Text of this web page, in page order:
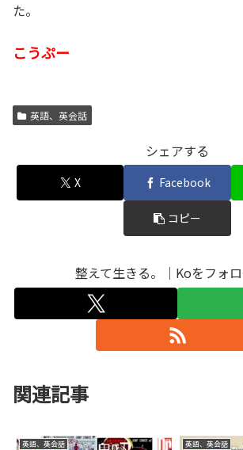
た。
こうぷー
英語、英会話
シェアする
X Facebook
コピー
整えて生きる。｜Koをフォ
関連記事
英語、英会話 英語、英会話